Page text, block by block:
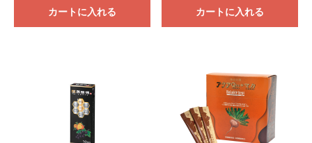
カートに入れる カートに入れる